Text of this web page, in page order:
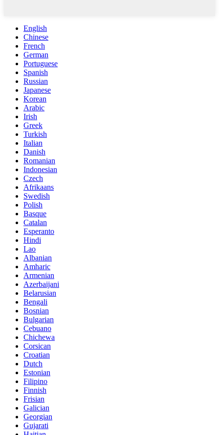
English
Chinese
French
German
Portuguese
Spanish
Russian
Japanese
Korean
Arabic
Irish
Greek
Turkish
Italian
Danish
Romanian
Indonesian
Czech
Afrikaans
Swedish
Polish
Basque
Catalan
Esperanto
Hindi
Lao
Albanian
Amharic
Armenian
Azerbaijani
Belarusian
Bengali
Bosnian
Bulgarian
Cebuano
Chichewa
Corsican
Croatian
Dutch
Estonian
Filipino
Finnish
Frisian
Galician
Georgian
Gujarati